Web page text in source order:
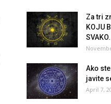
Za tri
KOJU
Ako
javite
April 7,